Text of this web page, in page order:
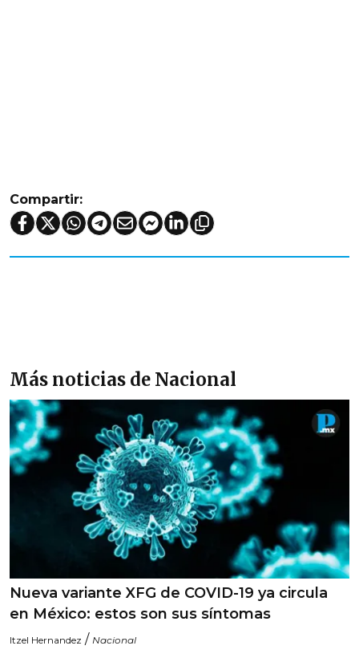
Compartir:
Más noticias de Nacional
Nueva variante XFG de COVID-19 ya circula
en México: estos son sus síntomas
Itzel Hernandez / Nacional